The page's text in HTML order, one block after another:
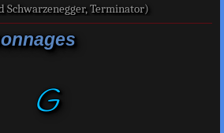
Schwarzenegger, Terminator)
G